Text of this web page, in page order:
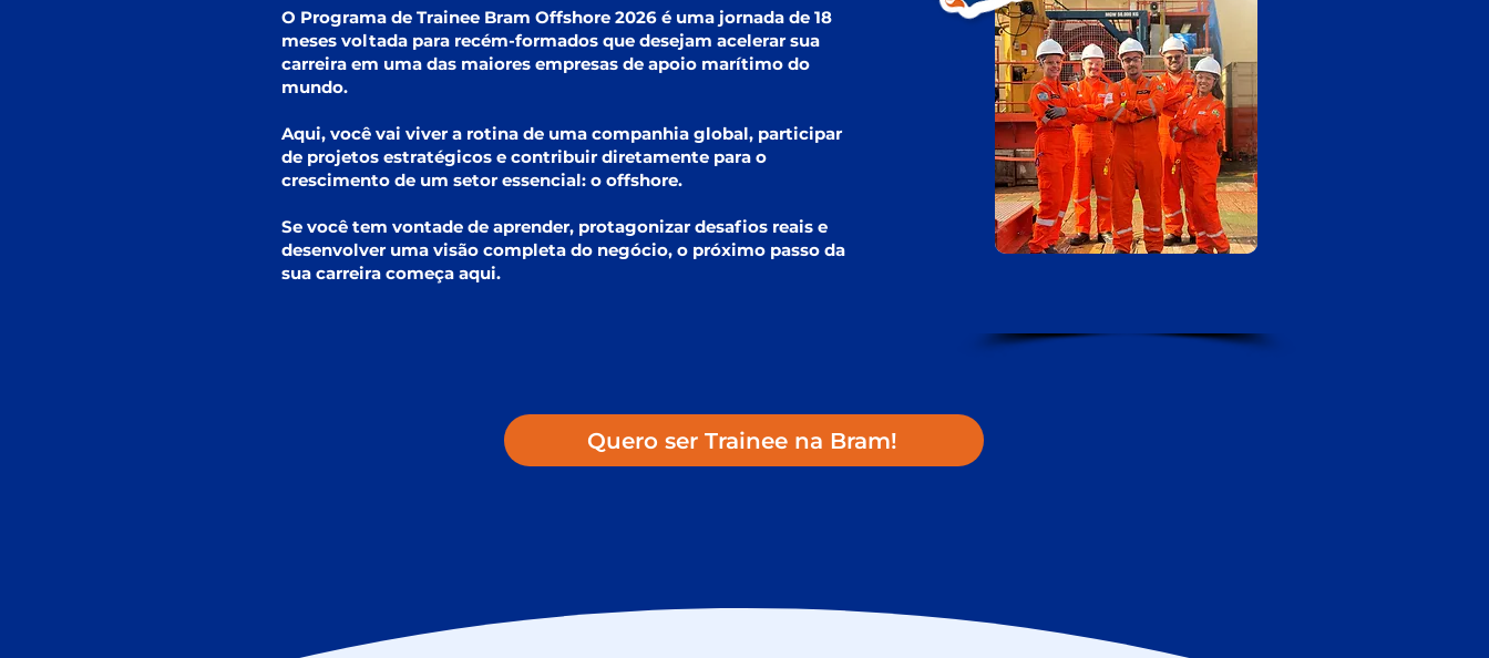
O Programa de Trainee Bram Offshore 2026 é uma jornada de 18
meses voltada para recém-formados que desejam acelerar sua
carreira em uma das maiores empresas de apoio marítimo do
mundo.
Aqui, você vai viver a rotina de uma companhia global, participar
de projetos estratégicos e contribuir diretamente para o
crescimento de um setor essencial: o offshore.
Se você tem vontade de aprender, protagonizar desafios reais e
desenvolver uma visão completa do negócio, o próximo passo da
sua carreira começa aqui.
Quero ser Trainee na Bram!